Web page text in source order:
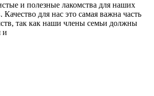
и полезные лакомства для наших
для нас это самая важна часть
так как наши члены семьи должны
и